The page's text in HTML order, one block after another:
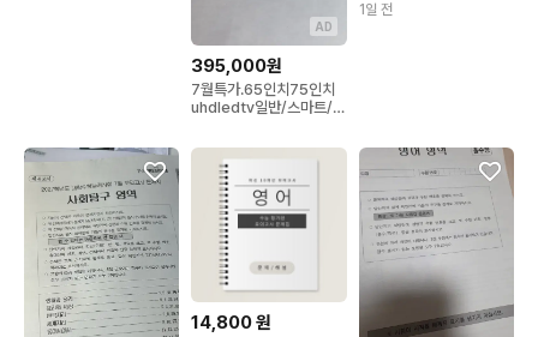
AD
395,000원
7월특가.65인치75인치
uhdledtv일반/스마트/구
1일 전
14,800원